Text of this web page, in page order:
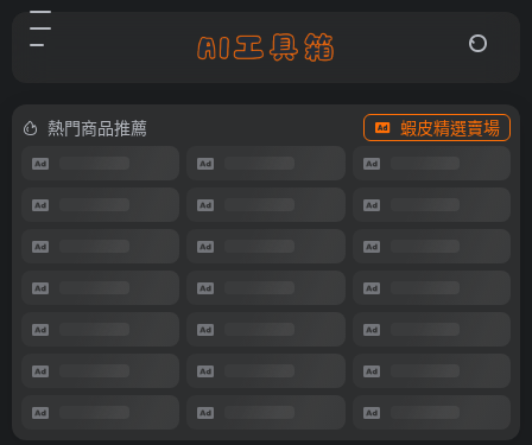
熱門商品推薦 蝦皮精選賣場